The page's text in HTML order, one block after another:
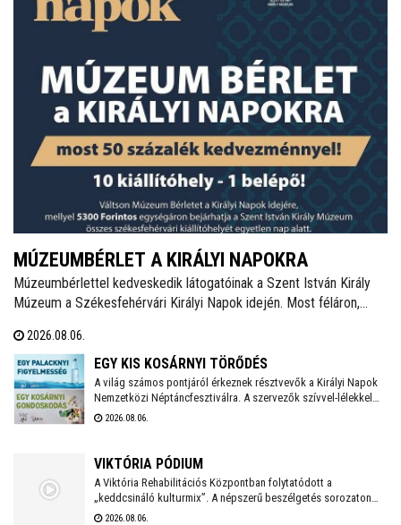
MÚZEUMBÉRLET A KIRÁLYI NAPOKRA
Múzeumbérlettel kedveskedik látogatóinak a Szent István Király
Múzeum a Székesfehérvári Királyi Napok idején. Most féláron,
összes fehérvári kiállítóhely látogatható lesz az ünnepi időszakban.
2026.08.06.
EGY KIS KOSÁRNYI TÖRŐDÉS
A világ számos pontjáról érkeznek résztvevők a Királyi Napok
Nemzetközi Néptáncfesztiválra. A szervezők szívvel-lélekkel
készülnek, saját maguk is főznek majd a vendégeknek igazi,
sikeréhez, a gyűjtés augusztus 10-én, hétfőn kezdődik a
2026.08.06.
VIKTÓRIA PÓDIUM
A Viktória Rehabilitációs Központban folytatódott a
„keddcsináló kulturmix”. A népszerű beszélgetés sorozaton
ezúttal is kivételes vendégek tisztelték meg a Viktória Pódium
2026.08.06.